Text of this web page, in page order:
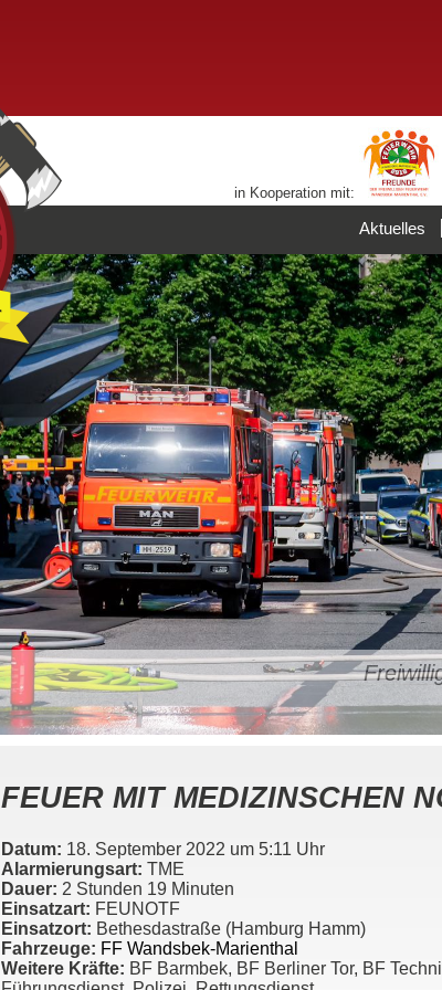
in Kooperation mit:
Aktuelles
FEUER MIT MEDIZINSCHEN
Datum: 18. September 2022 um 5:11 Uhr
Alarmierungsart: TME
Dauer: 2 Stunden 19 Minuten
Einsatzart: FEUNOTF
Einsatzort: Bethesdastraße (Hamburg Hamm)
Fahrzeuge: FF Wandsbek-Marienthal
Weitere Kräfte: BF Barmbek, BF Berliner Tor, BF